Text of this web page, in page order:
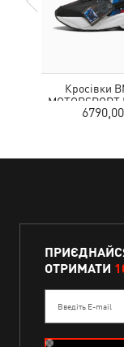
Кросівки
Sneakers
ОТРИМАТИ
Введіть E-mail